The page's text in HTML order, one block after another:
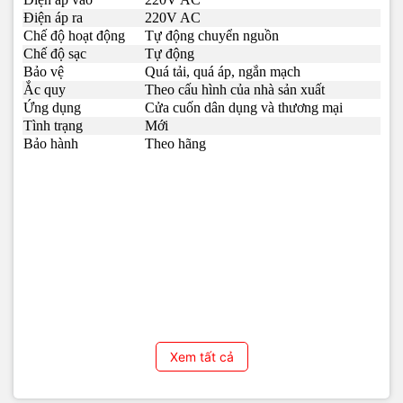
• Sạc thông minh
• Hoạt động ổn định
• Dễ lắp đặt
• Thương hiệu Hanotech uy tín
Thông tin liên hệ
#HanotechUP600K #BoLuuDienCuaCuon #UPSCuaCuon
#HanotechUPS #LuuDienCuaCuon #MotorCuaCuon
#MayTinhPhuQuoc #MayTinhHaiDangPhuQuoc
Điện áp ra
220V AC
Chế độ hoạt động
Tự động chuyển nguồn
Chế độ sạc
Tự động
Bảo vệ
Quá tải, quá áp, ngắn mạch
Ắc quy
Theo cấu hình của nhà sản xuất
Ứng dụng
Cửa cuốn dân dụng và thương mại
Tình trạng
Mới
Bảo hành
Theo hãng
Xem tất cả